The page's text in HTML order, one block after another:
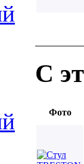
С
Фото